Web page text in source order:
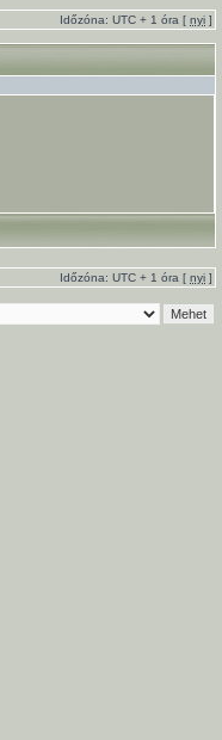
Időzóna: UTC + 1 óra [ nyi ]
Időzóna: UTC + 1 óra [ nyi ]